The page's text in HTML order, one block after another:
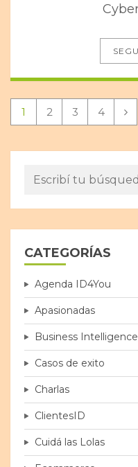
1 2 3 4
CATEGORÍAS
Agenda ID4You
Apasionadas
Business Intelligence
Casos de exito
Charlas
ClientesID
Cuidá las Lolas